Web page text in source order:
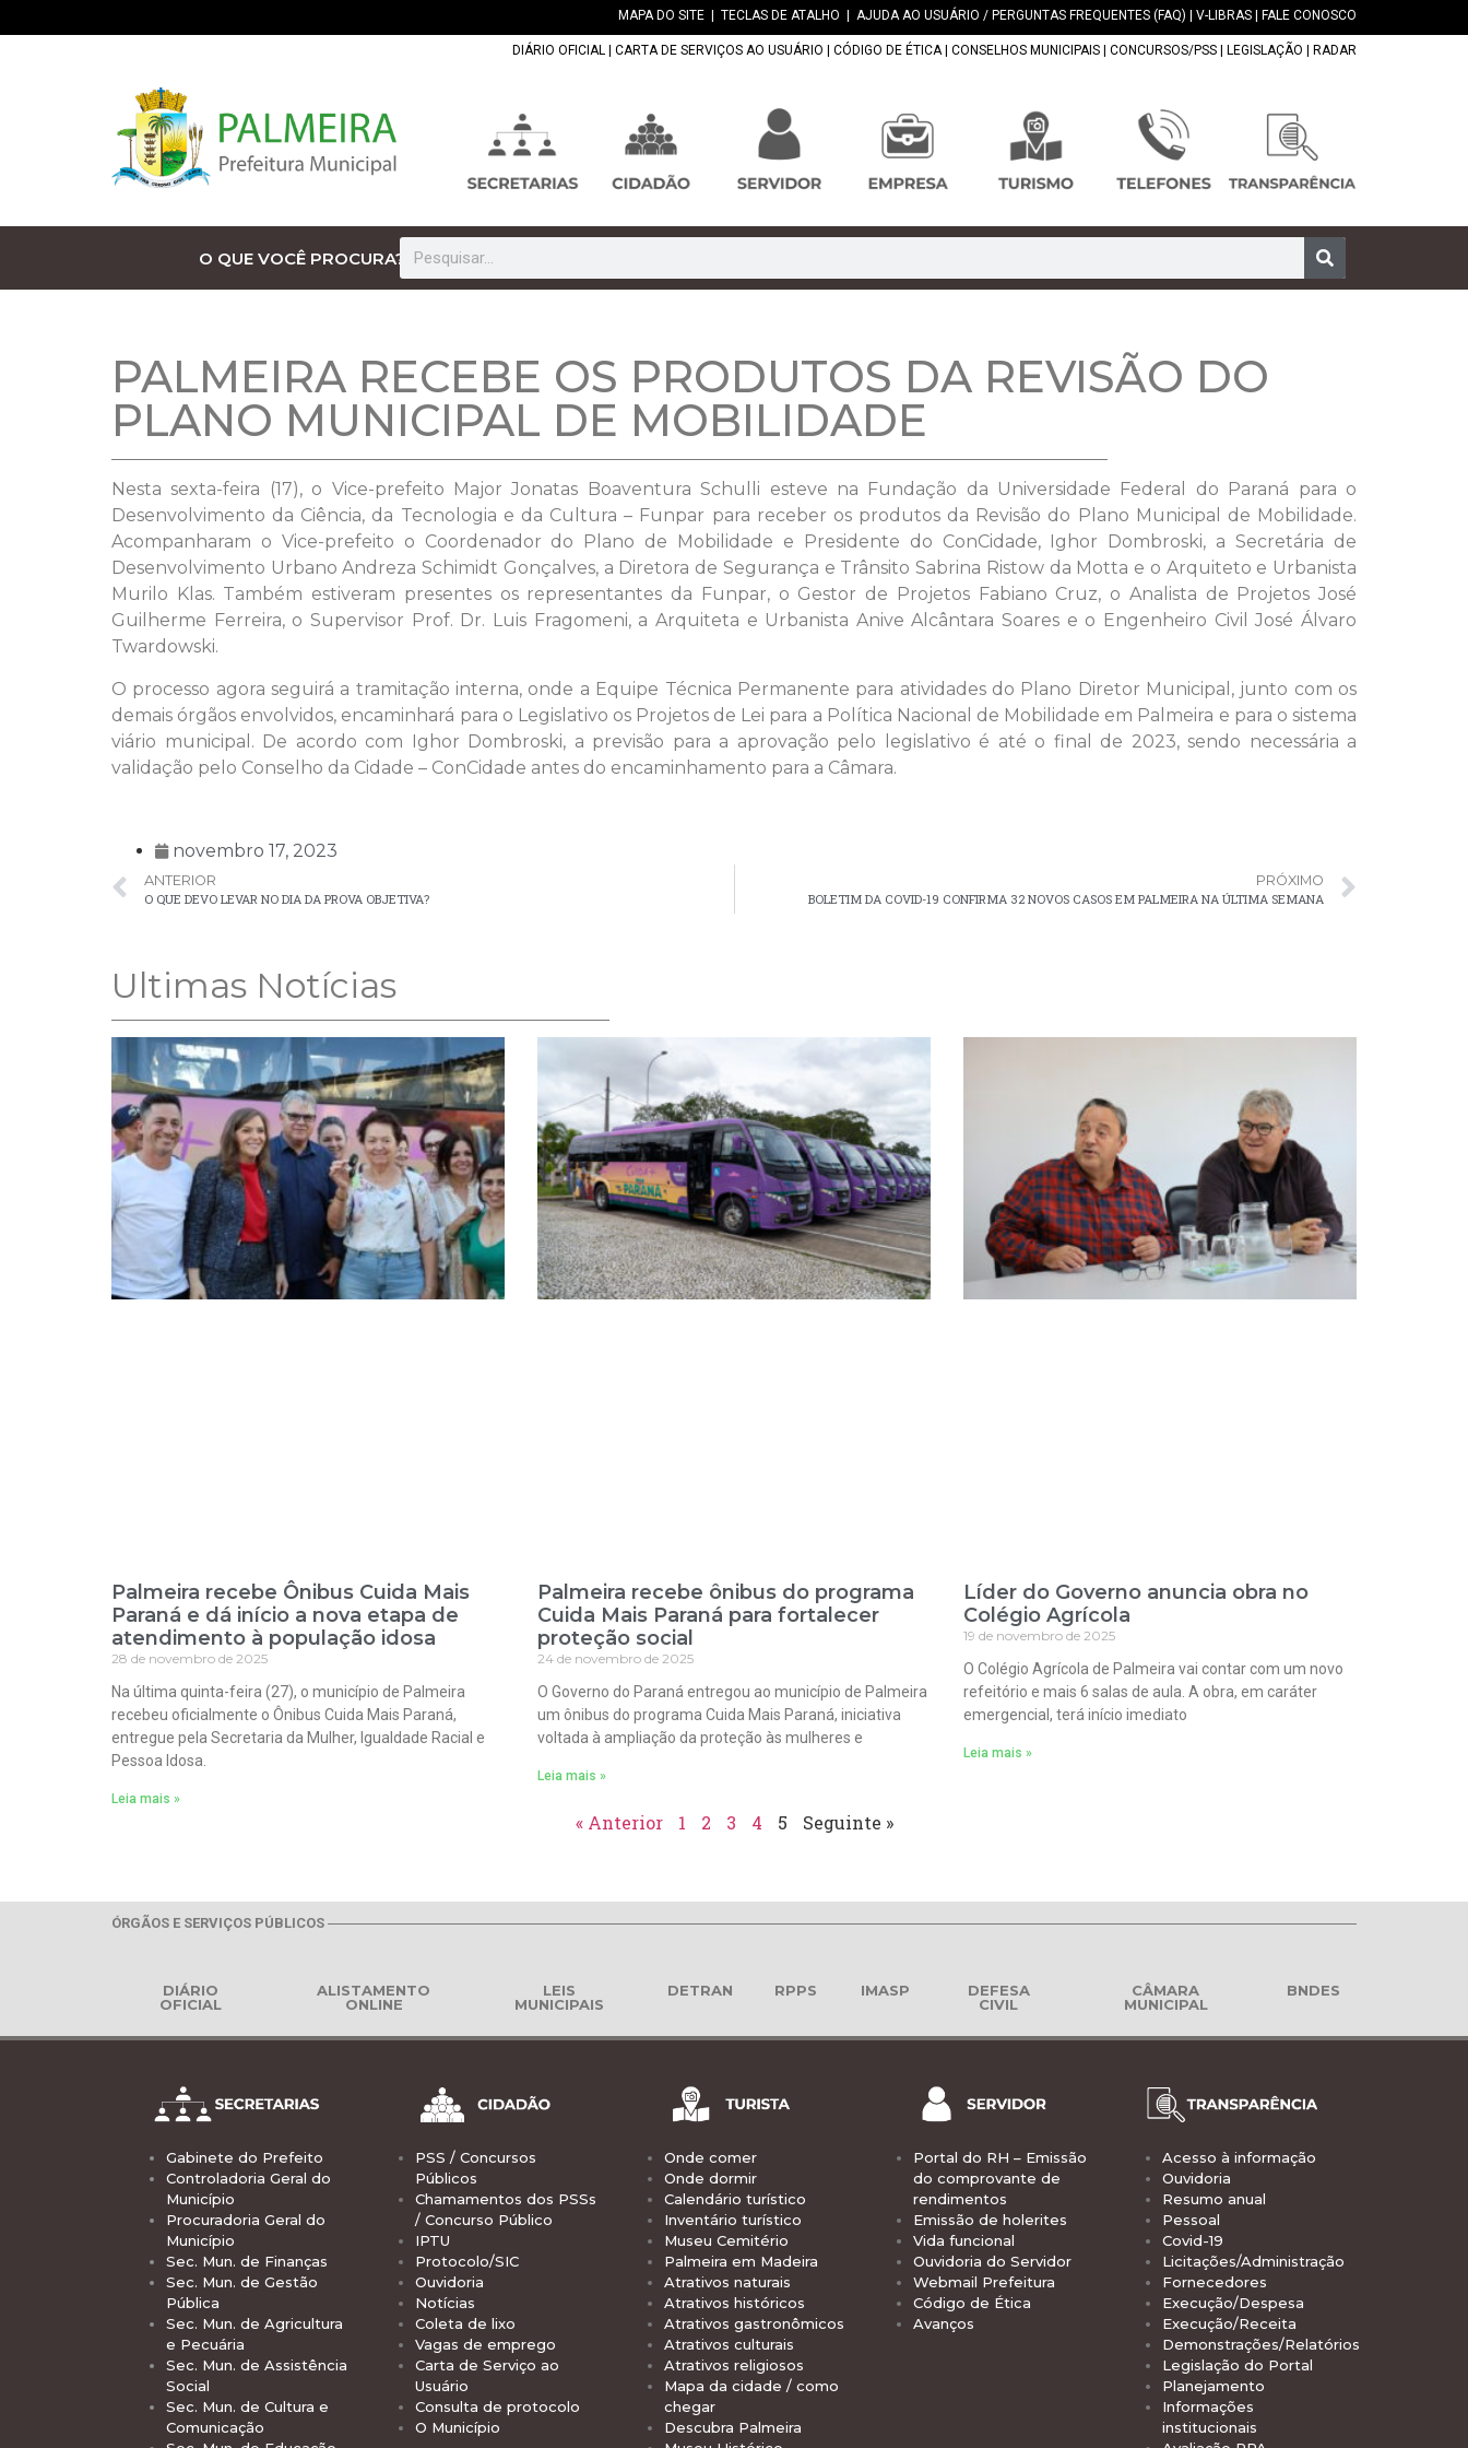
MAPA DO SITE TECLAS DE ATALHO AJUDA AO USUÁRIO / PERGUNTAS FREQUENTES (FAQ) V-LIBRAS FALE CONOSCO
DIÁRIO OFICIAL CARTA DE SERVIÇOS AO USUÁRIO CÓDIGO DE ÉTICA| CONSELHOS MUNICIPAIS CONCURSOS/PSS LEGISLAÇÃO RADAR
O QUE VOCÊ PROCURA?
PALMEIRA RECEBE OS PRODUTOS DA REVISÃO DO
PLANO MUNICIPAL DE MOBILIDADE
Nesta sexta-feira (17), o Vice-prefeito Major Jonatas Boaventura Schulli esteve na Fundação da Universidade Federal do Paraná para o
Desenvolvimento da Ciência, da Tecnologia e da Cultura – Funpar para receber os produtos da Revisão do Plano Municipal de Mobilidade.
Acompanharam o Vice-prefeito o Coordenador do Plano de Mobilidade e Presidente do ConCidade, Ighor Dombroski, a Secretária de
Desenvolvimento Urbano Andreza Schimidt Gonçalves, a Diretora de Segurança e Trânsito Sabrina Ristow da Motta e o Arquiteto e Urbanista
Murilo Klas. Também estiveram presentes os representantes da Funpar, o Gestor de Projetos Fabiano Cruz, o Analista de Projetos José
Guilherme Ferreira, o Supervisor Prof. Dr. Luis Fragomeni, a Arquiteta e Urbanista Anive Alcântara Soares e o Engenheiro Civil José Álvaro
Twardowski.
O processo agora seguirá a tramitação interna, onde a Equipe Técnica Permanente para atividades do Plano Diretor Municipal, junto com os
demais órgãos envolvidos, encaminhará para o Legislativo os Projetos de Lei para a Política Nacional de Mobilidade em Palmeira e para o sistema
viário municipal. De acordo com Ighor Dombroski, a previsão para a aprovação pelo legislativo é até o final de 2023, sendo necessária a
validação pelo Conselho da Cidade – ConCidade antes do encaminhamento para a Câmara.
novembro 17, 2023
ANTERIOR
O QUE DEVO LEVAR NO DIA DA PROVA OBJETIVA?
PRÓXIMO
BOLETIM DA COVID-19 CONFIRMA 32 NOVOS CASOS EM PALMEIRA NA ÚLTIMA SEMANA
Ultimas Notícias
Palmeira recebe Ônibus Cuida Mais
Paraná e dá início a nova etapa de
atendimento à população idosa
28 de novembro de 2025
Na última quinta-feira (27), o município de Palmeira
recebeu oficialmente o Ônibus Cuida Mais Paraná,
entregue pela Secretaria da Mulher, Igualdade Racial e
Pessoa Idosa.
Leia mais »
Palmeira recebe ônibus do programa
Cuida Mais Paraná para fortalecer
proteção social
24 de novembro de 2025
O Governo do Paraná entregou ao município de Palmeira
um ônibus do programa Cuida Mais Paraná, iniciativa
voltada à ampliação da proteção às mulheres e
Leia mais »
Líder do Governo anuncia obra no
Colégio Agrícola
19 de novembro de 2025
O Colégio Agrícola de Palmeira vai contar com um novo
refeitório e mais 6 salas de aula. A obra, em caráter
emergencial, terá início imediato
Leia mais »
« Anterior 1 2 3 4 5 Seguinte »
ÓRGÃOS E SERVIÇOS PÚBLICOS
DIÁRIO
OFICIAL
ALISTAMENTO
ONLINE
LEIS
MUNICIPAIS
DETRAN RPPS IMASP
DEFESA
CIVIL
CÂMARA
MUNICIPAL
BNDES
Gabinete do Prefeito
Controladoria Geral do
Município
Procuradoria Geral do
Município
Sec. Mun. de Finanças
Sec. Mun. de Gestão
Pública
Sec. Mun. de Agricultura
e Pecuária
Sec. Mun. de Assistência
Social
Sec. Mun. de Cultura e
Comunicação
PSS / Concursos
Públicos
Chamamentos dos PSSs
/ Concurso Público
IPTU
Protocolo/SIC
Ouvidoria
Notícias
Coleta de lixo
Vagas de emprego
Carta de Serviço ao
Usuário
Consulta de protocolo
O Município
Onde comer
Onde dormir
Calendário turístico
Inventário turístico
Museu Cemitério
Palmeira em Madeira
Atrativos naturais
Atrativos históricos
Atrativos gastronômicos
Atrativos culturais
Atrativos religiosos
Mapa da cidade / como
chegar
Descubra Palmeira
Portal do RH – Emissão
do comprovante de
rendimentos
Emissão de holerites
Vida funcional
Ouvidoria do Servidor
Webmail Prefeitura
Código de Ética
Avanços
Acesso à informação
Ouvidoria
Resumo anual
Pessoal
Covid-19
Licitações/Administração
Fornecedores
Execução/Despesa
Execução/Receita
Demonstrações/Relatórios
Legislação do Portal
Planejamento
Informações
institucionais